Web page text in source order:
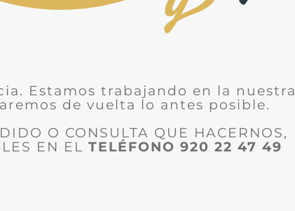
Estamos trabajando en la nuestra
de vuelta lo antes posible.
O CONSULTA QUE HACERNOS,
EN EL TELÉFONO 920 22 47 49